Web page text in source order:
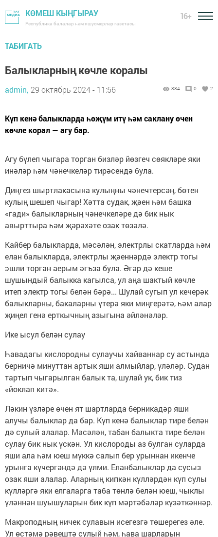
КӨМЕШ КЫҢГЫРАУ
Республика балалар һәм яшүсмерләр газетасы
16+
ТАБИГАТЬ
Балыкларның көчле коралы
admin, 29 октябрь 2024 - 11:56 884 0 2
Күп кенә балыкларда һөҗүм итү һәм саклану өчен
көчле корал — агу бар.
Агу бүлеп чыгара торган бизләр йөзгеч сөякләре яки
инәләр һәм чәнечкеләр тирәсендә була.
Диңгез шыртлакасына кулыңны чәнечтерсәң, бөтен
кулың шешеп чыгар! Хәтта судак, җәен һәм башка
«гади» балыкларның чәнечкеләре дә бик нык
авырттыра һәм җәрәхәте озак төзәлә.
Кайбер балыкларда, мәсәлән, электрлы скатларда һәм
елан балыкларда, электрлы җәеннәрдә электр тогы
эшли торган аерым әгъза була. Әгәр дә кеше
шушындый балыкка кагылса, ул аңа шактый көчле
итеп электр тогы белән бәрә... Шулай сугып ул кечерәк
балыкларны, бакаларны үтерә яки миңгерәтә, һәм алар
җиңел генә ерткычның азыгына әйләнәләр.
Ике ысул белән сулау
Һавадагы кислородны сулаучы хайваннар су астында
берничә минуттан артык яши алмыйлар, үләләр. Судан
тартып чыгарылган балык та, шулай ук, бик тиз
«йоклап китә».
Ләкин үзләре өчен ят шартларда берникадәр яши
алучы балыклар да бар. Күп кенә балыклар тире белән
дә сулый алалар. Мәсәлән, табан балыкта тире белән
сулау бик нык үскән. Ул кислороды аз булган суларда
яши ала һәм юеш мүккә салып бер урыннан икенче
урынга күчергәндә дә үлми. Еланбалыклар да сусыз
озак яши алалар. Аларның кипкән күлләрдән күп сулы
күлләргә яки елгаларга таба төнлә белән юеш, чыклы
үләннән шуышуларын бик күп мәртәбәләр күзәткәннәр.
Макроподның ничек сулавын исегезгә төшерегез әле.
Ул өстәмә рәвештә сулый һәм, һава шарларын